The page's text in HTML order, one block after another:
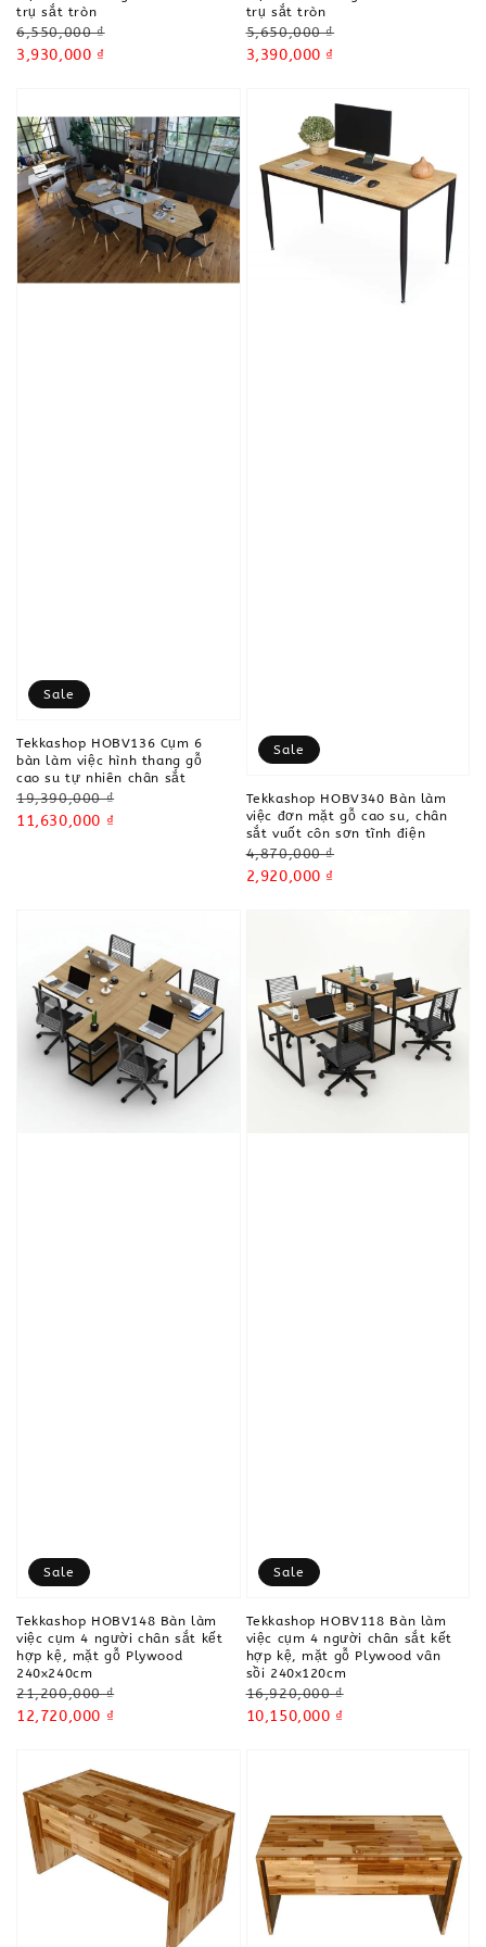
trụ sắt tròn
Regular
price
6,550,000 ₫
Sale
3,930,000 ₫
trụ sắt tròn
Regular
price
5,650,000 ₫
Sale
3,390,000 ₫
Sale
Tekkashop HOBV136 Cụm 6
bàn làm việc hình thang gỗ
cao su tự nhiên chân sắt
Regular
price
19,390,000 ₫
Sale
11,630,000 ₫
Sale
Tekkashop HOBV340 Bàn làm
việc đơn mặt gỗ cao su, chân
sắt vuốt côn sơn tĩnh điện
Regular
price
4,870,000 ₫
Sale
2,920,000 ₫
Sale
Tekkashop HOBV148 Bàn làm
việc cụm 4 người chân sắt kết
hợp kệ, mặt gỗ Plywood
240x240cm
Regular
price
21,200,000 ₫
Sale
12,720,000 ₫
Sale
Tekkashop HOBV118 Bàn làm
việc cụm 4 người chân sắt kết
hợp kệ, mặt gỗ Plywood vân
sồi 240x120cm
Regular
price
16,920,000 ₫
Sale
10,150,000 ₫